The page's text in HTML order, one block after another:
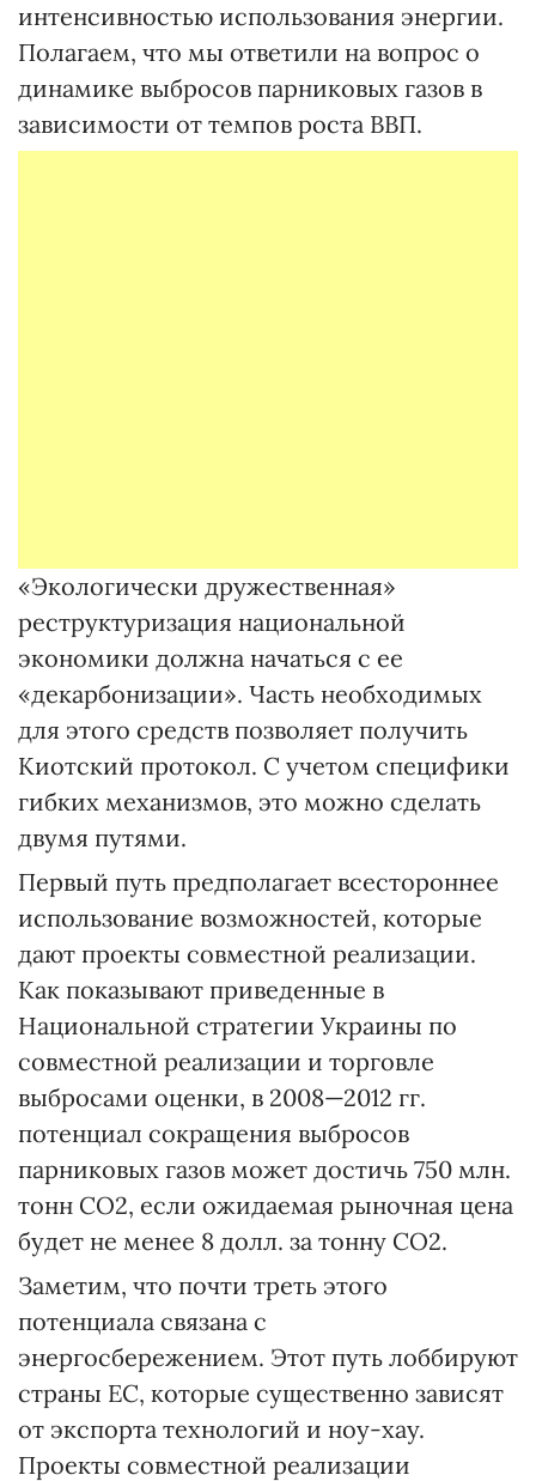
интенсивностью использования энергии.
Полагаем, что мы ответили на вопрос о
динамике выбросов парниковых газов в
зависимости от темпов роста ВВП.
«Экологически дружественная»
реструктуризация национальной
экономики должна начаться с ее
«декарбонизации». Часть необходимых
для этого средств позволяет получить
Киотский протокол. С учетом специфики
гибких механизмов, это можно сделать
двумя путями.
Первый путь предполагает всестороннее
использование возможностей, которые
дают проекты совместной реализации.
Как показывают приведенные в
Национальной стратегии Украины по
совместной реализации и торговле
выбросами оценки, в 2008—2012 гг.
потенциал сокращения выбросов
парниковых газов может достичь 750 млн.
тонн СО2, если ожидаемая рыночная цена
будет не менее 8 долл. за тонну СО2.
Заметим, что почти треть этого
потенциала связана с
энергосбережением. Этот путь лоббируют
страны ЕС, которые существенно зависят
от экспорта технологий и ноу-хау.
Проекты совместной реализации